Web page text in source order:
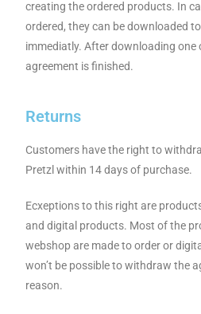
creating the ordered products. In
ordered, they can be downloaded
immediatly. After downloading one
agreement is finished.
Returns
Customers have the right to
Pretzl within 14 days of purchase.
Ecxeptions to this right are
and digital products. Most of the
webshop are made to order or
won’t be possible to withdraw the
reason.